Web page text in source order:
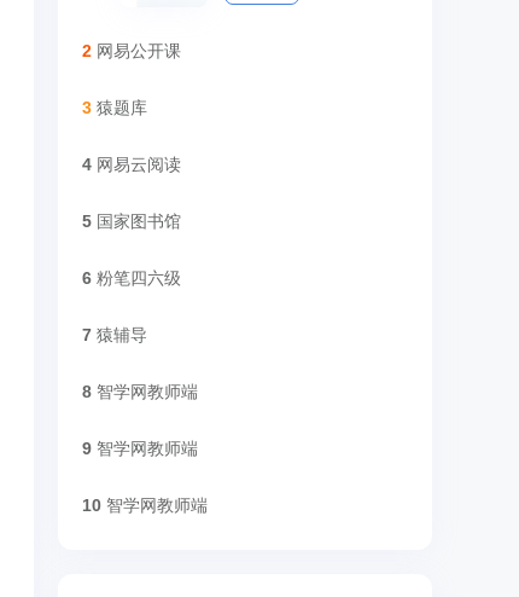
2 网易公开课
3 猿题库
4 网易云阅读
5 国家图书馆
6 粉笔四六级
7 猿辅导
8 智学网教师端
9 智学网教师端
10 智学网教师端